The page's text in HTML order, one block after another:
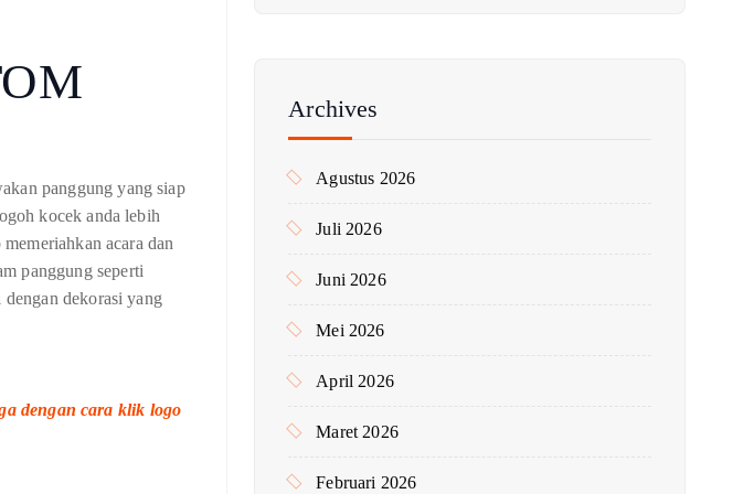
panggung yang siap
kocek anda lebih
acara dan
panggung seperti
dekorasi yang
dengan cara klik logo
:
Archives
Agustus 2026
Juli 2026
Juni 2026
Mei 2026
April 2026
Maret 2026
Februari 2026